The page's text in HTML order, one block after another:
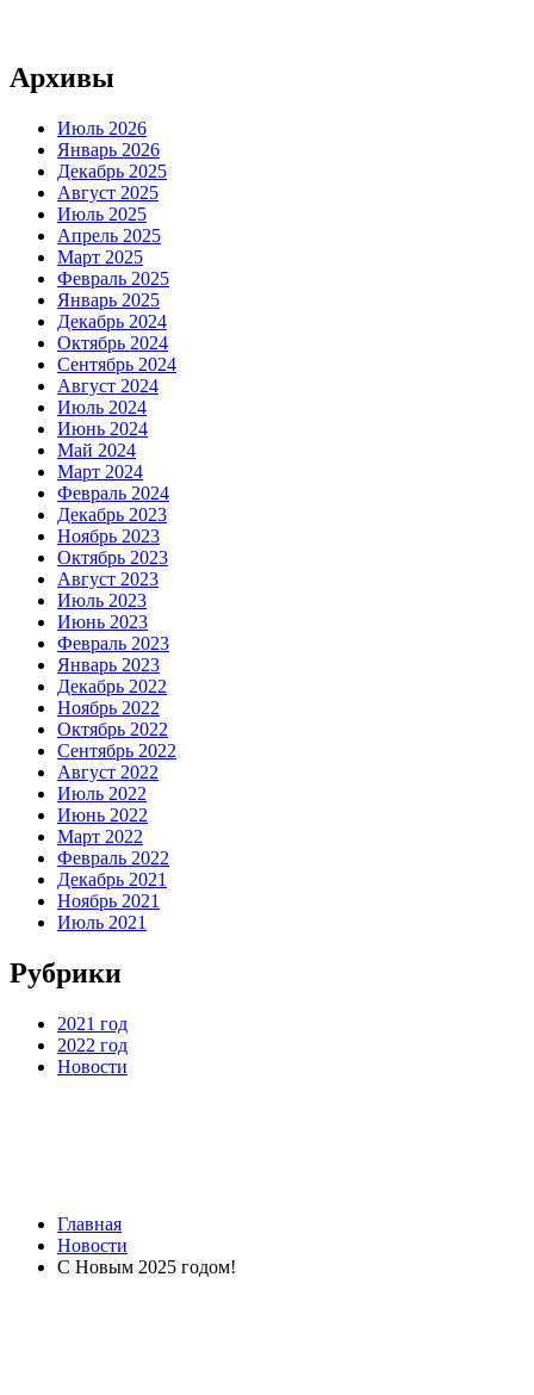
Архивы
Июль 2026
Январь 2026
Декабрь 2025
Август 2025
Июль 2025
Апрель 2025
Март 2025
Февраль 2025
Январь 2025
Декабрь 2024
Октябрь 2024
Сентябрь 2024
Август 2024
Июль 2024
Июнь 2024
Май 2024
Март 2024
Февраль 2024
Декабрь 2023
Ноябрь 2023
Октябрь 2023
Август 2023
Июль 2023
Июнь 2023
Февраль 2023
Январь 2023
Декабрь 2022
Ноябрь 2022
Октябрь 2022
Сентябрь 2022
Август 2022
Июль 2022
Июнь 2022
Март 2022
Февраль 2022
Декабрь 2021
Ноябрь 2021
Июль 2021
Рубрики
2021 год
2022 год
Новости
Главная
Новости
С Новым 2025 годом!